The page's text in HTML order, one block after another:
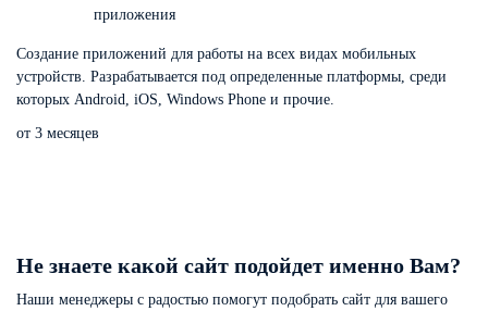
Создание приложений для работы на всех видах мобильных
устройств. Разрабатывается под определенные платформы, среди
которых Android, iOS, Windows Phone и прочие.
от 3 месяцев
Не знаете какой сайт подойдет именно Вам?
Наши менеджеры с радостью помогут подобрать сайт для вашего